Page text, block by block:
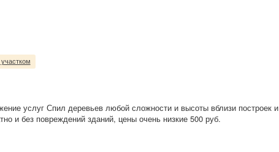
услуг Спил деревьев любой сложности и высоты вблизи построек и
и без повреждений зданий, цены очень низкие 500 руб.